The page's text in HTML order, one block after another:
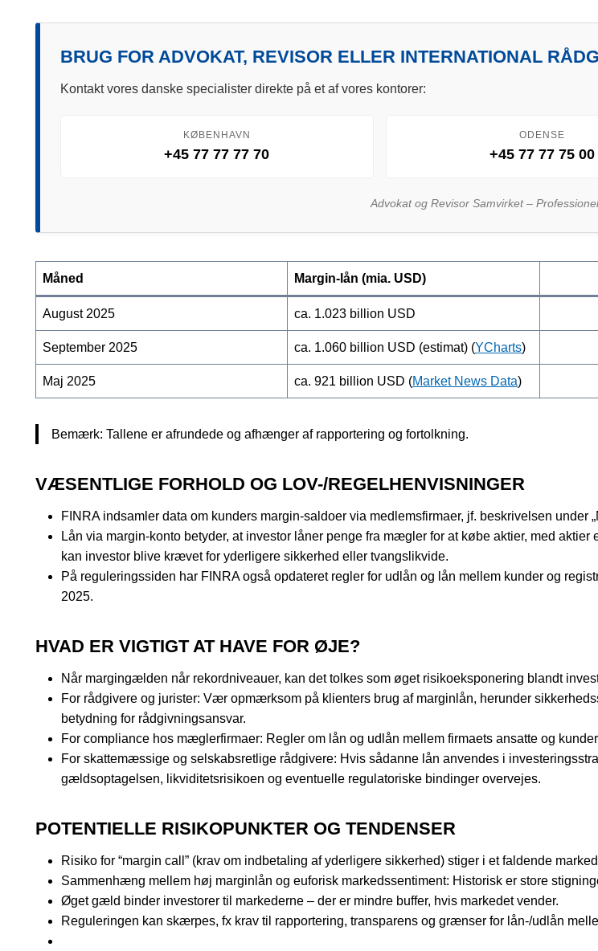
BRUG FOR ADVOKAT, REVISOR ELLER INTERNATIONAL
Kontakt vores danske specialister direkte på et af vores kontorer:
KØBENHAVN
+45 77 77 77 70
ODENSE
+45 77 77 75 00
Advokat og Revisor Samvirket –
Måned Margin-lån (mia. USD)
August 2025 ca. 1.023 billion USD
September 2025 ca. 1.060 billion USD (estimat) (YCharts)
Maj 2025 ca. 921 billion USD (Market News Data)
Bemærk: Tallene er afrundede og afhænger af rapportering og fortolkning.
VÆSENTLIGE FORHOLD OG LOV-/REGELHENVISNINGER
FINRA indsamler data om kunders margin-saldoer via medlemsfirmaer, jf. beskrivelsen under
Lån via margin-konto betyder, at investor låner penge fra mægler for at købe aktier, med
kan investor blive krævet for yderligere sikkerhed eller tvangs­likvide.
På reguleringssiden har FINRA også opdateret regler for udlån og lån mellem kunder og
2025.
HVAD ER VIGTIGT AT HAVE FOR ØJE?
Når margingælden når rekordniveauer, kan det tolkes som øget risikoeksponering blandt
For rådgivere og jurister: Vær opmærksom på klienters brug af margin­lån, herunder
betydning for rådgivningsansvar.
For compliance hos mæglerfirmaer: Regler om lån og udlån mellem firmaets ansatte og
For skattemæssige og selskabsretlige rådgivere: Hvis sådanne lån anvendes i
gældsoptagelsen, likviditetsrisikoen og eventuelle regulatoriske bindinger overvejes.
POTENTIELLE RISIKOPUNKTER OG TENDENSER
Risiko for “margin call” (krav om indbetaling af yderligere sikkerhed) stiger i et faldende
Sammenhæng mellem høj margin­lån og euforisk markedssentiment: Historisk er store
Øget gæld binder investorer til markederne – der er mindre buffer, hvis markedet vender.
Reguleringen kan skærpes, fx krav til rapportering, transparens og grænser for lån-/udlån